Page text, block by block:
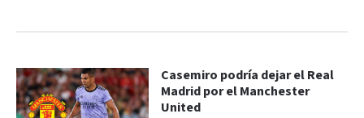
Casemiro podría dejar el Real
Madrid por el Manchester
United